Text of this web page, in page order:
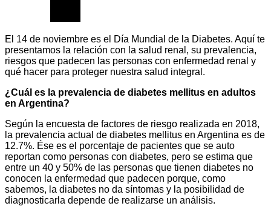
El 14 de noviembre es el Día Mundial de la Diabetes. Aquí te
presentamos la relación con la salud renal, su prevalencia,
riesgos que padecen las personas con enfermedad renal y
qué hacer para proteger nuestra salud integral.
¿Cuál es la prevalencia de diabetes mellitus en adultos
en Argentina?
Según la encuesta de factores de riesgo realizada en 2018,
la prevalencia actual de diabetes mellitus en Argentina es de
12.7%. Ése es el porcentaje de pacientes que se auto
reportan como personas con diabetes, pero se estima que
entre un 40 y 50% de las personas que tienen diabetes no
conocen la enfermedad que padecen porque, como
sabemos, la diabetes no da síntomas y la posibilidad de
diagnosticarla depende de realizarse un análisis.